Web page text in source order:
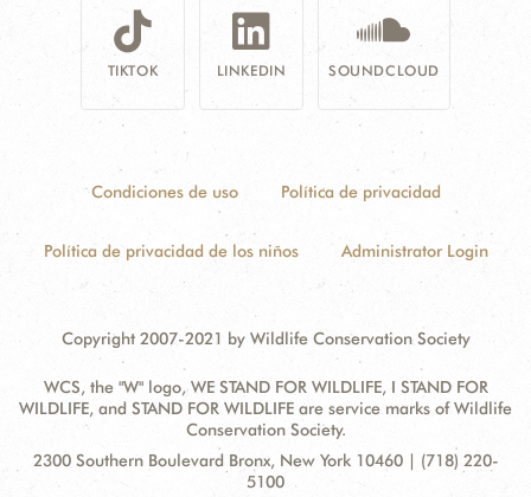
TIKTOK LINKEDIN SOUNDCLOUD
Condiciones de uso Política de privacidad
Política de privacidad de los niños Administrator Login
Copyright 2007-2021 by Wildlife Conservation Society
WCS, the "W" logo, WE STAND FOR WILDLIFE, I STAND FOR
WILDLIFE, and STAND FOR WILDLIFE are service marks of Wildlife
Conservation Society.
Contact
Address:
2300 Southern Boulevard Bronx, New York 10460 | (718) 220-
5100